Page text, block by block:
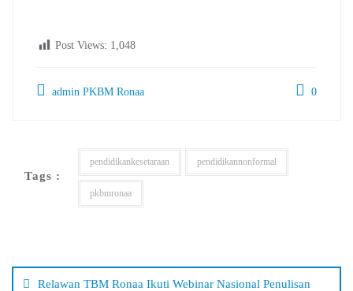
Post Views: 1,048
admin PKBM Ronaa 0
Tags :
pendidikankesetaraan pendidikannonformal
pkbmronaa
pos
Relawan TBM Ronaa Ikuti Webinar Nasional Penulisan